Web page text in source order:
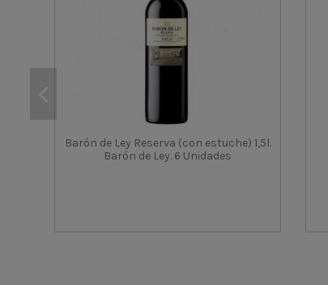
Barón de Ley Reserva (con estuche) 1,5l.
Barón de Ley. 6 Unidades